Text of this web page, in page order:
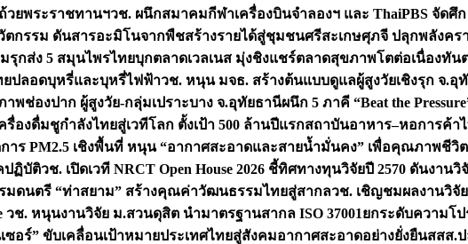
วยพระราชทานฯวช. ผนึกสมาคมกีฬาเครื่องบินจำลองฯ และ ThaiPBS จัดศึ
กรรม ดันสารอะมิโนจากพืชสร้างรายได้สู่ชุมชนศรีสะเกษศุภจี ปลุกพลังคร
มรุกส่ง 5 สมุนไพรไทยบุกตลาดเวลเนส มุ่งชิงแชร์ตลาดสุขภาพโตต่อเนื่องทัน
ยปลอดบุหรี่และบุหรี่ไฟฟ้าวช. หนุน มจธ. สร้างต้นแบบดูแลผู้สูงวัยเชิงรุก จ.อุ
พช่องปาก ผู้สูงวัย-กลุ่มเปราะบาง จ.อุทัยธานีผนึก 5 ภาคี “Beat the
องดื่มชูกำลังไทยสู่เวทีโลก ตั้งเป้า 500 ล้านปีแรกสถาบันอาหาร–หอการค้า
ร PM2.5 เชิงพื้นที่ หนุน “อากาศสะอาดและสายน้ำมั่นคง” เพื่อคุณภาพชีวิ
ปฏิบัติวช. เปิดเวที NRCT Open House 2026 ชี้ทิศทางทุนวิจัยปี 2570 ดันงา
มดนตรี “ท่าสยาม” สร้างคุณค่าวัฒนธรรมไทยสู่สากลวช. เชิญชมผลงานวิจั
วช. หนุนงานวิจัย ม.สวนดุสิต นำมาตรฐานสากล ISO 37001ยกระดับความโ
อร์” ขับเคลื่อนเป้าหมายประเทศไทยสู่สังคมอากาศสะอาดอย่างยั่งยืนสสส.ป